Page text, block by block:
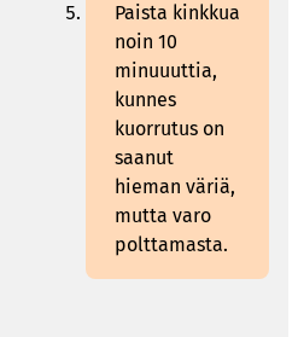
Paista kinkkua
noin 10
minuuuttia,
kunnes
kuorrutus on
saanut
hieman väriä,
mutta varo
polttamasta.